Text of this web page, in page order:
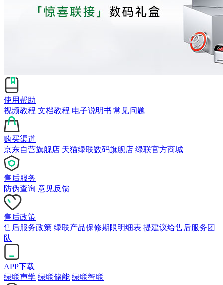
使用帮助
视频教程 文档教程 电子说明书 常见问题
购买渠道
京东自营旗舰店 天猫绿联数码旗舰店 绿联官方商城
售后服务
防伪查询 意见反馈
售后政策
售后服务政策 绿联产品保修期限明细表 提建议给售后服务团
队
APP下载
绿联声学 绿联储能 绿联智联